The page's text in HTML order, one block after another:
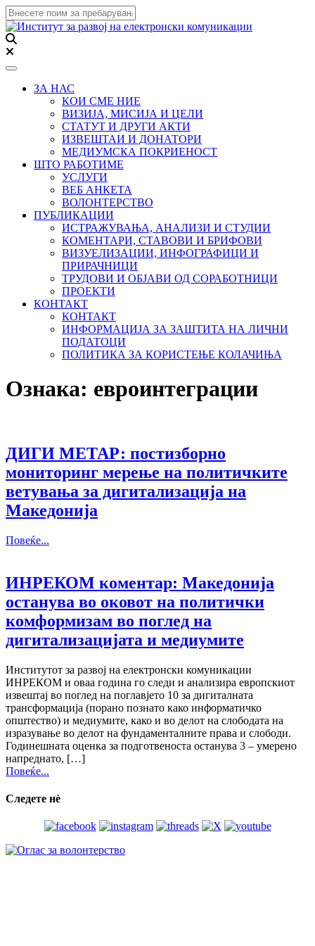
Toggle navigation
ЗА НАС
КОИ СМЕ НИЕ
ВИЗИЈА, МИСИЈА И ЦЕЛИ
СТАТУТ И ДРУГИ АКТИ
ИЗВЕШТАИ И ДОНАТОРИ
МЕДИУМСКА ПОКРИЕНОСТ
ШТО РАБОТИМЕ
УСЛУГИ
ВЕБ АНКЕТА
ВОЛОНТЕРСТВО
ПУБЛИКАЦИИ
ИСТРАЖУВАЊА, АНАЛИЗИ И СТУДИИ
КОМЕНТАРИ, СТАВОВИ И БРИФОВИ
ВИЗУЕЛИЗАЦИИ, ИНФОГРАФИЦИ И
ПРИРАЧНИЦИ
ТРУДОВИ И ОБЈАВИ ОД СОРАБОТНИЦИ
ПРОЕКТИ
КОНТАКТ
КОНТАКТ
ИНФОРМАЦИЈА ЗА ЗАШТИТА НА ЛИЧНИ
ПОДАТОЦИ
ПОЛИТИКА ЗА КОРИСТЕЊЕ КОЛАЧИЊА
Ознака: евроинтеграции
ДИГИ МЕТАР: постизборно
мониторинг мерење на политичките
ветувања за дигитализација на
Македонија
Повеќе...
ИНРЕКОМ коментар: Македонија
останува во оковот на политички
комформизам во поглед на
дигитализацијата и медиумите
Институтот за развој на електронски комуникации
ИНРЕКОМ и оваа година го следи и анализира европскиот
извештај во поглед на поглавјето 10 за дигиталната
трансформација (порано познато како информатичко
општество) и медиумите, како и во делот на слободата на
изразување во делот на фундаменталните права и слободи.
Годинешната оценка за подготвеноста останува 3 – умерено
напреднато, […]
Повеќе...
Следете нѐ